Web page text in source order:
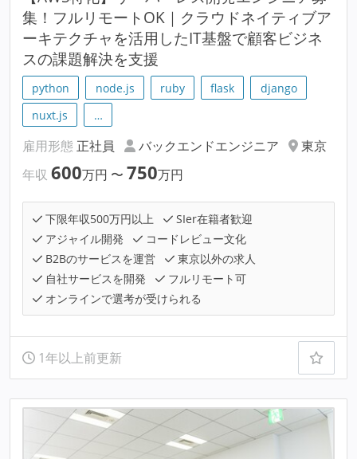
集！フルリモートOK｜クラウドネイティブア
ーキテクチャを活用したIT基盤で顧客ビジネ
スの課題解決を支援
python node.js ruby flask
django
nuxt.js
…
雇用形態 正社員 バックエンドエンジニア
東京
年収 600万円 〜 750万円
下限年収500万円以上
SIer在籍者歓迎
アジャイル開発
コードレビュー文化
B2Bのサービスを運営
東京以外の求人
自社サービスを開発
フルリモート可
オンラインで選考が受けられる
1年以上前更新